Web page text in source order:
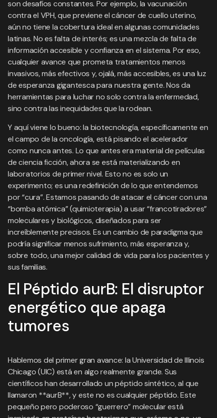
son desafíos constantes. Por ejemplo, la vacunación
contra el VPH, que previene el cáncer de cuello uterino,
aún no tiene la cobertura ideal en algunas comunidades
latinas. No es falta de interés; es una mezcla de falta de
información accesible y confianza en el sistema. Por eso,
cualquier avance que prometa tratamientos menos
invasivos, más efectivos y, ojalá, más accesibles, es una luz
de esperanza gigantesca para nuestra gente. Nos da
herramientas para luchar no solo contra la enfermedad,
sino contra las inequidades que la rodean.
Y aquí viene lo bueno: la biotecnología, específicamente en
el campo de la oncología, está pisando el acelerador
como nunca antes. Lo que antes era material de películas
de ciencia ficción, ahora se está materializando en
laboratorios de primer nivel. Esto no es solo un
experimento; es una redefinición de lo que entendemos
por “cura”. Estamos pasando de atacar el cáncer con una
“bomba atómica” (quimioterapia) a usar “francotiradores”
moleculares y biológicos, diseñados para ser
increíblemente precisos. Es un cambio de paradigma que
podría significar menos sufrimiento, más esperanza y,
sobre todo, una mejor calidad de vida para los pacientes y
sus familias.
El Péptido aurB: El disruptor
energético que apaga
tumores
Hablemos del primer gran avance: la Universidad de Illinois
Chicago (UIC) está en algo realmente grande. Sus
científicos han desarrollado un péptido sintético, al que
llamaron **aurB**, y este no es cualquier péptido. Este
pequeño pero poderoso “guerrero” molecular está